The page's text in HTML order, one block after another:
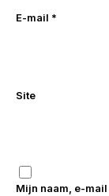
E-mail *
Site
Mijn naam, e-